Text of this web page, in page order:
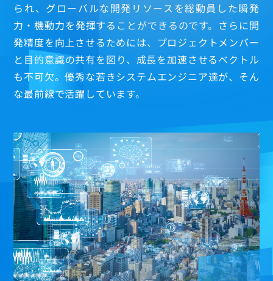
若手社員
M.Ejima
S.Imai
T.Wang
X.Wu
中堅社員
K.Nakamura
G.Qi
プロフェッショナル
Y.Kato
T.Ofuku
られ、グローバルな開発リソースを総動員した瞬発
力・機動力を発揮することができるのです。さらに開
発精度を向上させるためには、プロジェクトメンバー
と目的意識の共有を図り、成長を加速させるベクトル
も不可欠。優秀な若きシステムエンジニア達が、そん
な最前線で活躍しています。